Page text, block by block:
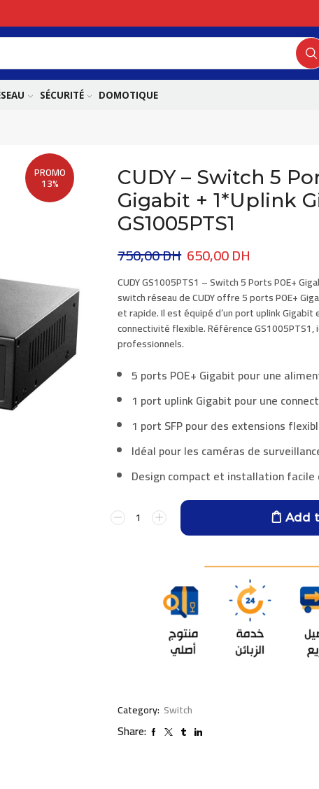
SÉCURITÉ DOMOTIQUE
PROMO
13%
CUDY – Switch 5
Gigabit + 1*Uplink
GS1005PTS1
750,00DH 650,00DH
CUDY GS1005PTS1 – Switch 5 Ports POE+
switch réseau deCUDYoffre 5 ports POE+
et rapide. Il est équipé d’un port uplink Gigabit
connectivité flexible. RéférenceGS1005PTS1,
professionnels.
5 ports POE+ Gigabit pour une
1 port uplink Gigabit pour une
1 port SFP pour des extensions
Idéal pour les caméras de
Design compact et installation
Add
Category: Switch
Share: